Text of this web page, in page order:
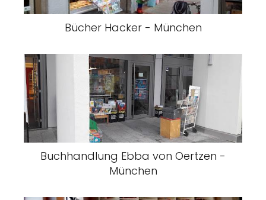
Bücher Hacker - München
Buchhandlung Ebba von Oertzen -
München